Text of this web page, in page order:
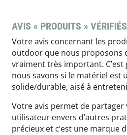
AVIS « PRODUITS » VÉRIFIÉS
Votre avis concernant les
outdoor que nous proposons
vraiment très important. C’est
nous savons si le matériel est
solide/durable, aisé à
Votre avis permet de
utilisateur envers d’autres
précieux et c’est une marque